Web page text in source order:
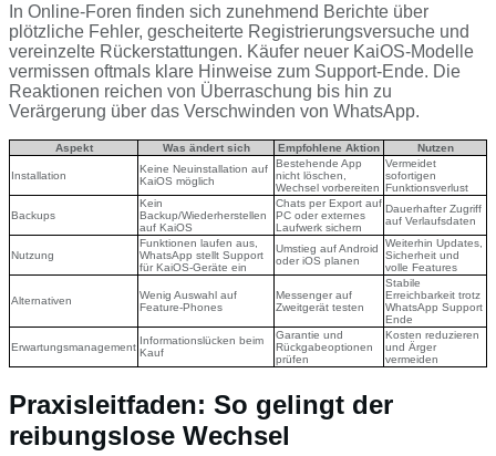
In Online-Foren finden sich zunehmend Berichte über
plötzliche Fehler, gescheiterte Registrierungsversuche und
vereinzelte Rückerstattungen. Käufer neuer KaiOS-Modelle
vermissen oftmals klare Hinweise zum Support-Ende. Die
Reaktionen reichen von Überraschung bis hin zu
Verärgerung über das Verschwinden von WhatsApp.
Aspekt Was ändert sich Empfohlene Aktion Nutzen
Installation
Keine Neuinstallation auf
KaiOS möglich
Bestehende App
nicht löschen,
Wechsel vorbereiten
Vermeidet
sofortigen
Funktionsverlust
Backups
Kein
Backup/Wiederherstellen
auf KaiOS
Chats per Export auf
PC oder externes
Laufwerk sichern
Dauerhafter Zugriff
auf Verlaufsdaten
Nutzung
Funktionen laufen aus,
WhatsApp stellt Support
für KaiOS-Geräte ein
Umstieg auf Android
oder iOS planen
Weiterhin Updates,
Sicherheit und
volle Features
Alternativen
Wenig Auswahl auf
Feature-Phones
Messenger auf
Zweitgerät testen
Stabile
Erreichbarkeit trotz
WhatsApp Support
Ende
Erwartungsmanagement
Informationslücken beim
Kauf
Garantie und
Rückgabeoptionen
prüfen
Kosten reduzieren
und Ärger
vermeiden
Praxisleitfaden: So gelingt der
reibungslose Wechsel